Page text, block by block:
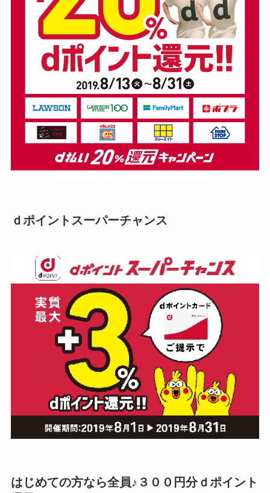
ｄポイントスーパーチャンス
はじめての方なら全員♪３００円分ｄポイント